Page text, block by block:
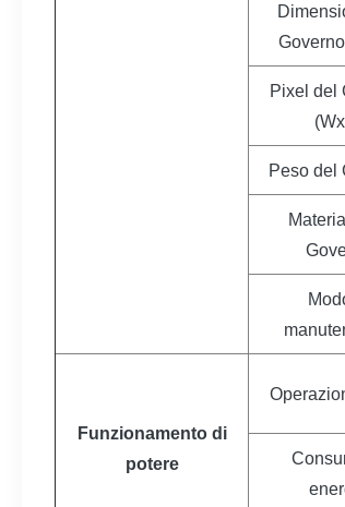
Pixel del
Peso del
Funzionamento di
potere